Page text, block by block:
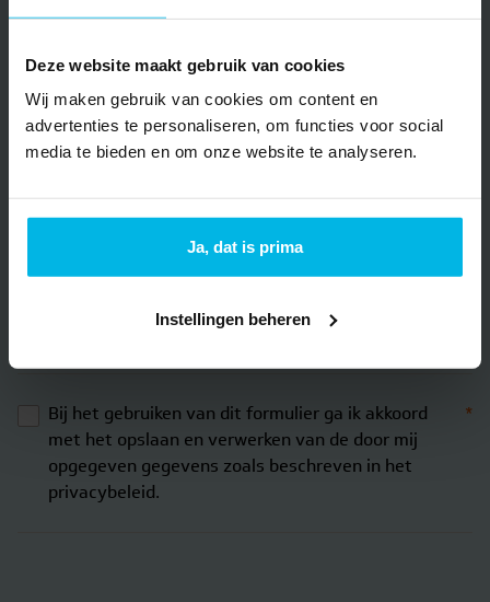
Deze website maakt gebruik van cookies
Wij maken gebruik van cookies om content en
advertenties te personaliseren, om functies voor social
media te bieden en om onze website te analyseren.
Ja, dat is prima
Instellingen beheren
Telefoon
Jouw bericht
Houd mij periodiek op de hoogte van actualiteiten en
nieuws van Brantjes Makelaars in de vorm van een
nieuwsbrief of mailing.
Bij het gebruiken van dit formulier ga ik akkoord
met het opslaan en verwerken van de door mij
opgegeven gegevens zoals beschreven in het
privacybeleid.
*